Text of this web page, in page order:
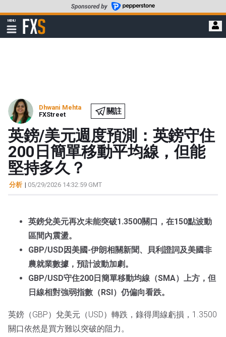
至
要
MENU
顯
示
FXStreet
Dhwani Mehta
FXStreet
關註
英鎊/美元週度預測：英鎊守住
200日簡單移動平均線，但能
堅持多久？
分析 | 05/29/2026 14:32:59 GMT
英鎊兌美元再次未能突破1.3500關口，在150點波動
區間內震盪。
GBP/USD因美國-伊朗相關新聞、貝利證詞及美國非
農就業數據，預計波動加劇。
GBP/USD守住200日簡單移動均線（SMA）上方，但
日線相對強弱指數（RSI）仍偏向看跌。
英鎊（GBP）兌美元（USD）轉跌，錄得周線虧損，1.3500
關口依然是買方難以突破的阻力。